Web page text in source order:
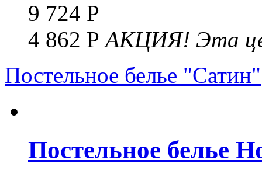
9 724 Р
4 862 РАКЦИЯ! Эта
Постельное белье "Сатин"
Постельное белье